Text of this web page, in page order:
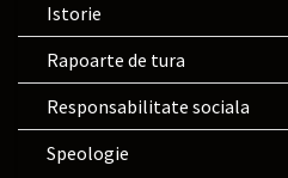
Istorie
Rapoarte de tura
Responsabilitate sociala
Speologie